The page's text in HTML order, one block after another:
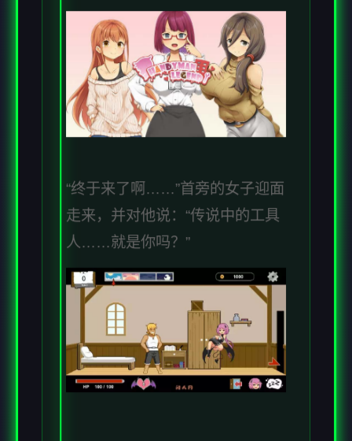
“终于来了啊……”首旁的女子迎面
走来，并对他说：“传说中的工具
人……就是你吗？”